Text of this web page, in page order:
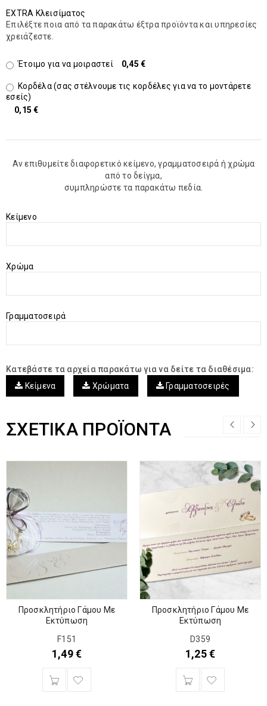
EXTRA Κλεισίματος
Επιλέξτε ποια από τα παρακάτω έξτρα προϊόντα και υπηρεσίες
χρειάζεστε.
Έτοιμο για να μοιραστεί 0,45 €
Κορδέλα (σας στέλνουμε τις κορδέλες για να το μοντάρετε
εσείς)
0,15 €
Αν επιθυμείτε διαφορετικό κείμενο, γραμματοσειρά ή χρώμα
από το δείγμα,
συμπληρώστε τα παρακάτω πεδία.
Kείμενο
Χρώμα
Γραμματοσειρά
Κατεβάστε τα αρχεία παρακάτω για να δείτε τα διαθέσιμα:
Κείμενα
Χρώματα Γραμματοσειρές
ΣΧΕΤΙΚΆ ΠΡΟΪΌΝΤΑ
Προσκλητήριο Γάμου Με
Εκτύπωση
F151
1,49€
Προσκλητήριο Γάμου Με
Εκτύπωση
D359
1,25€